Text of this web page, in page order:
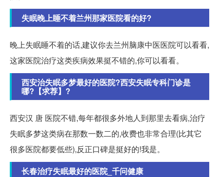
失眠晚上睡不着兰州那家医院看的好?
晚上失眠睡不着的话,建议你去兰州脑康中医医院可以看看,
这家医院治疗这类疾病效果挺不错的,你可以看看。
西安治失眠多梦最好的医院?西安失眠专科门诊是
哪?【求荐】?
西安汉 唐 医院不错,每年都很多外地人到那里去看病,治疗
失眠多梦这类病在那数一数二的,收费也非常合理(比其它
很多医院都要低些),反正口碑是挺好的!我是。
长春治疗失眠最好的医院_千问健康